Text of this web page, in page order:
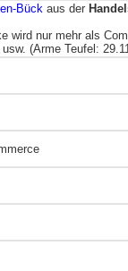
Bück aus der
wird nur mehr als
(Arme Teufel: